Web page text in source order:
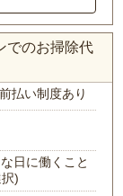
でのお掃除代
払い制度あり
日に働くこと
)